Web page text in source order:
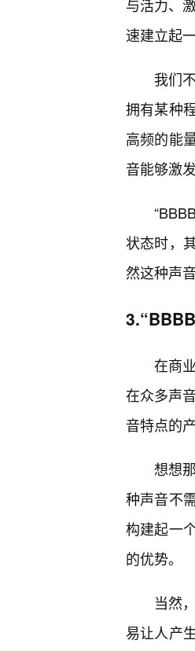
与活力、
速建立起
我们
拥有某种
高频的能
音能够激
状态时，
然这种声
在商
在众多声
音特点的
想想
种声音不
构建起一
的优势。
当然
易让人产